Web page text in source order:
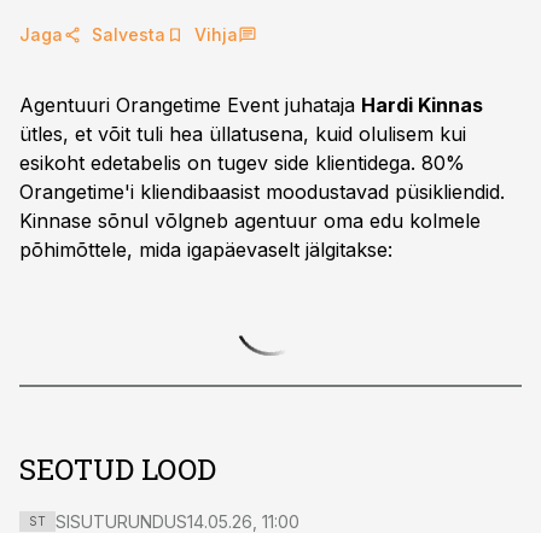
Jaga Salvesta Vihja
Agentuuri Orangetime Event juhataja Hardi Kinnas
ütles, et võit tuli hea üllatusena, kuid olulisem kui
esikoht edetabelis on tugev side klientidega. 80%
Orangetime'i kliendibaasist moodustavad püsikliendid.
Kinnase sõnul võlgneb agentuur oma edu kolmele
põhimõttele, mida igapäevaselt jälgitakse:
SEOTUD LOOD
ST SISUTURUNDUS14.05.26, 11:00